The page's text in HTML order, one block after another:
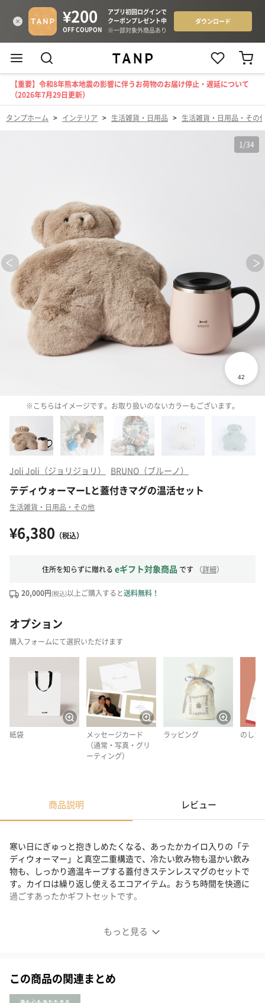
【重要】令和8年熊本地震の影響に伴うお荷物のお届け停止・遅延について
（2026年7月29日更新）
タンプホーム > インテリア > 生活雑貨・日用品 > 生活雑貨・日用品・その
1 /34
※こちらはイメージです。お取り扱いのないカラーもございます。
Joli Joli（ジョリジョリ） BRUNO（ブルーノ）
テディウォーマーLと蓋付きマグの温活セット
生活雑貨・日用品・その他
¥6,380 （税込）
住所を知らずに贈れる eギフト対象商品 です （詳細）
20,000円(税込)以上ご購入すると送料無料！
オプション
購入フォームにて選択いただけます
紙袋
メッセージカード
（通常・写真・グリ
ーティング）
ラッピング のしカ
商品説明 レビュー
もっと見る
寒い日にぎゅっと抱きしめたくなる、あったかカイロ入りの「テ
ディウォーマー」と真空二重構造で、冷たい飲み物も温かい飲み
物も、しっかり適温キープする蓋付きステンレスマグのセットで
す。カイロは繰り返し使えるエコアイテム。おうち時間を快適に
過ごすあったかギフトセットです。
あったか温活ギフトテディL
この商品の関連まとめ